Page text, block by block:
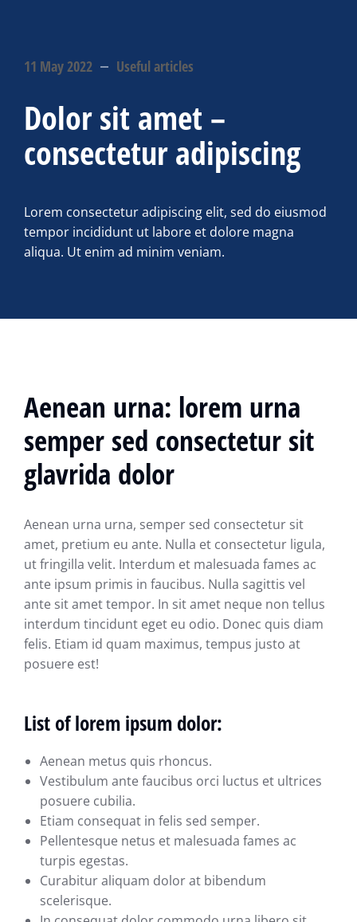
11 May 2022 Useful articles
Dolor sit amet –
consectetur adipiscing
Lorem consectetur adipiscing elit, sed do eiusmod
tempor incididunt ut labore et dolore magna
aliqua. Ut enim ad minim veniam.
Aenean urna: lorem urna
semper sed consectetur sit
glavrida dolor
Aenean urna urna, semper sed consectetur sit
amet, pretium eu ante. Nulla et consectetur ligula,
ut fringilla velit. Interdum et malesuada fames ac
ante ipsum primis in faucibus. Nulla sagittis vel
ante sit amet tempor. In sit amet neque non tellus
interdum tincidunt eget eu odio. Donec quis diam
felis. Etiam id quam maximus, tempus justo at
posuere est!
List of lorem ipsum dolor:
Aenean metus quis rhoncus.
Vestibulum ante faucibus orci luctus et ultrices
posuere cubilia.
Etiam consequat in felis sed semper.
Pellentesque netus et malesuada fames ac
turpis egestas.
Curabitur aliquam dolor at bibendum
scelerisque.